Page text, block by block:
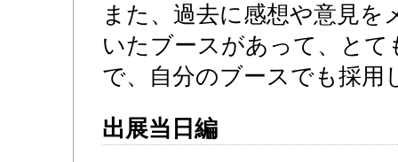
また、過去に感想や意見
いたブースがあって、と
で、自分のブースでも採用
出展当日編